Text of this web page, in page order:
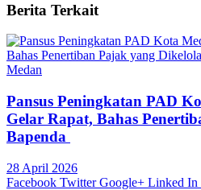
Berita Terkait
Medan
Pansus Peningkatan PAD
Gelar Rapat, Bahas
Bapenda
28 April 2026
Facebook Twitter Google+ Linked In